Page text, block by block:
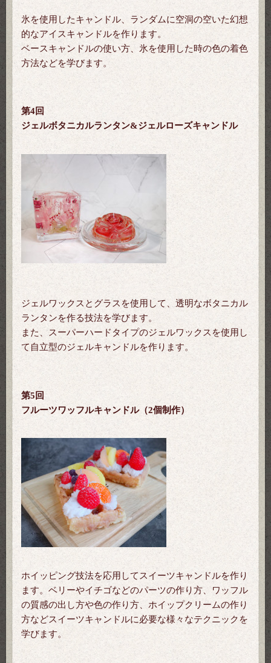
氷を使用したキャンドル、ランダムに空洞の空いた幻想
的なアイスキャンドルを作ります。
ベースキャンドルの使い方、氷を使用した時の色の着色
方法などを学びます。
第4回
ジェルボタニカルランタン&ジェルローズキャンドル
ジェルワックスとグラスを使用して、透明なボタニカル
ランタンを作る技法を学びます。
また、スーパーハードタイプのジェルワックスを使用し
て自立型のジェルキャンドルを作ります。
第5回
フルーツワッフルキャンドル（2個制作）
ホイッピング技法を応用してスイーツキャンドルを作り
ます。ベリーやイチゴなどのパーツの作り方、ワッフル
の質感の出し方や色の作り方、ホイップクリームの作り
方などスイーツキャンドルに必要な様々なテクニックを
学びます。